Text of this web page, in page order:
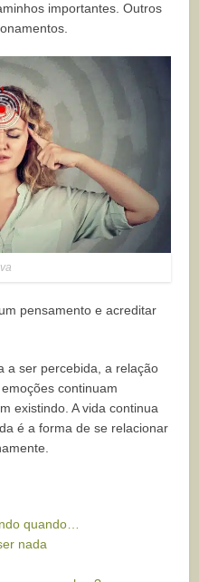
importantes. Outros
pensamento e acreditar
a ser percebida, a relação
continuam
existindo. A vida continua
é a forma de se relacionar
quando…
nada